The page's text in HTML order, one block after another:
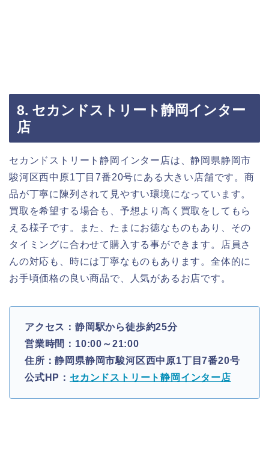
8. セカンドストリート静岡インター
店
セカンドストリート静岡インター店は、静岡県静岡市
駿河区西中原1丁目7番20号にある大きい店舗です。商
品が丁寧に陳列されて見やすい環境になっています。
買取を希望する場合も、予想より高く買取をしてもら
える様子です。また、たまにお徳なものもあり、その
タイミングに合わせて購入する事ができます。店員さ
んの対応も、時には丁寧なものもあります。全体的に
お手頃価格の良い商品で、人気があるお店です。
アクセス：静岡駅から徒歩約25分
営業時間：10:00～21:00
住所：静岡県静岡市駿河区西中原1丁目7番20号
公式HP： セカンドストリート静岡インター店